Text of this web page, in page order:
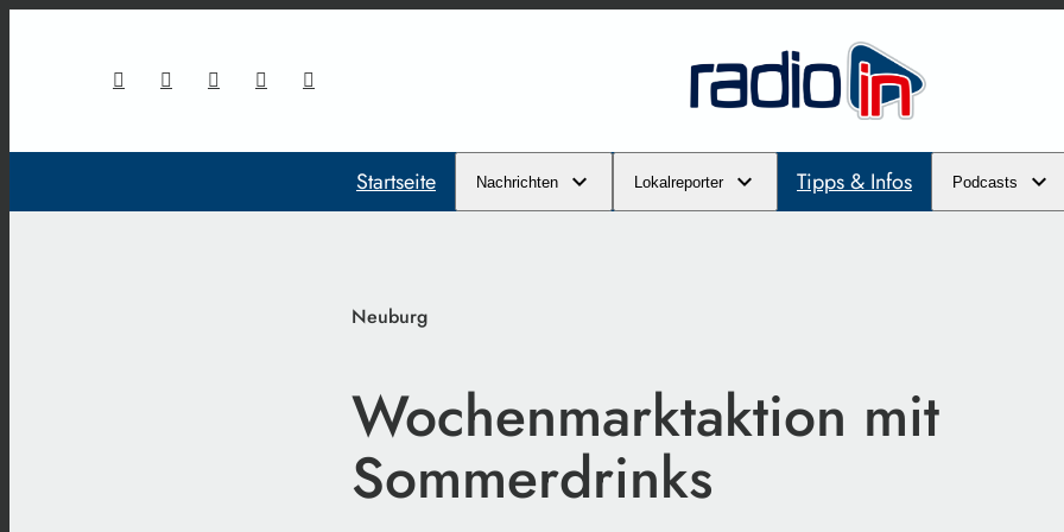
Startseite Nachrichten Lokalreporter Tipps & Infos Podcasts
Neuburg
Wochenmarktaktion mit
Sommerdrinks